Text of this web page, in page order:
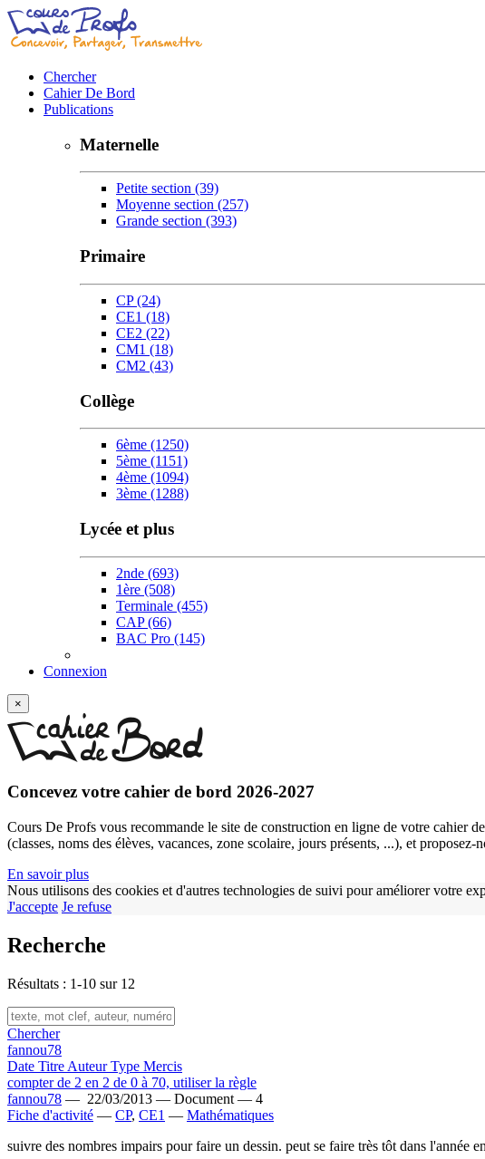
Chercher
Cahier De Bord
Publications
Maternelle
Petite section (39)
Moyenne section (257)
Grande section (393)
Primaire
CP(24)
CE1 (18)
CE2 (22)
CM1 (18)
CM2 (43)
Collège
6ème (1250)
5ème (1151)
4ème (1094)
3ème (1288)
Lycée et plus
2nde (693)
1ère (508)
Terminale (455)
CAP(66)
BAC Pro (145)
Connexion
×
Concevez votre cahier de bord 2026-2027
Cours De Profs vous recommande le site de construction en ligne de votre cahier
(classes, noms des élèves, vacances, zone scolaire, jours présents, ...), et
En savoir plus
Nous utilisons des cookies et d'autres technologies de suivi pour améliorer votre
J'accepte Je refuse
Recherche
Résultats : 1-10 sur 12
Chercher
fannou78
Date Titre AuteurType Mercis
compter de 2 en 2 de 0 à 70, utiliser la règle
fannou78 — 22/03/2013 — Document — 4
Fiche d'activité — CP, CE1 — Mathématiques
suivre des nombres impairs pour faire un dessin. peut se faire très tôt dans l'année